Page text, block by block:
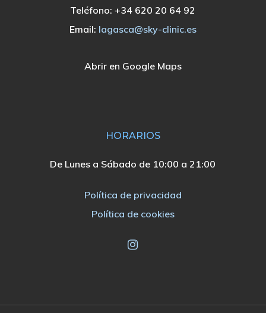
Teléfono:+34 620 20 64 92
Email: lagasca@sky-clinic.es
Abrir en Google Maps
HORARIOS
De Lunes a Sábado de 10:00 a 21:00
Política de privacidad
Política de cookies
instagram